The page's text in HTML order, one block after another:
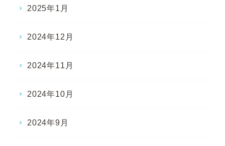
2025年1月
2024年12月
2024年11月
2024年10月
2024年9月